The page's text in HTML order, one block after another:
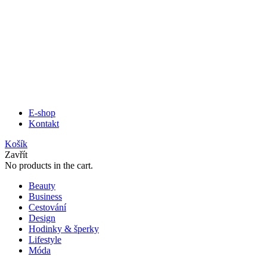
E-shop
Kontakt
Košík
Zavřít
No products in the cart.
Beauty
Business
Cestování
Design
Hodinky & šperky
Lifestyle
Móda